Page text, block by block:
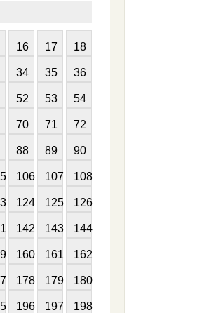
16 17 18
34 35 36
52 53 54
70 71 72
88 89 90
106 107 108
124 125 126
142 143 144
160 161 162
178 179 180
196 197 198